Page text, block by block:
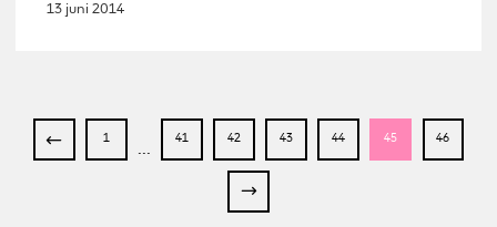
13 juni 2014
1 41 42 43 44 45 46